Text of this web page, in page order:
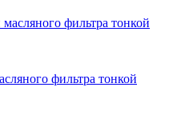
фильтра тонкой